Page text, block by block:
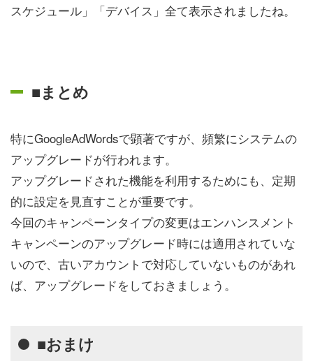
スケジュール」「デバイス」全て表示されましたね。
■まとめ
特にGoogleAdWordsで顕著ですが、頻繁にシステムの
アップグレードが行われます。
アップグレードされた機能を利用するためにも、定期
的に設定を見直すことが重要です。
今回のキャンペーンタイプの変更はエンハンスメント
キャンペーンのアップグレード時には適用されていな
いので、古いアカウントで対応していないものがあれ
ば、アップグレードをしておきましょう。
■おまけ